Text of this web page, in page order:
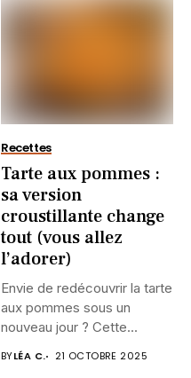
Recettes
Tarte aux pommes :
sa version
croustillante change
tout (vous allez
l’adorer)
Envie de redécouvrir la tarte
aux pommes sous un
nouveau jour ? Cette...
BYLÉA C. 21 OCTOBRE 2025